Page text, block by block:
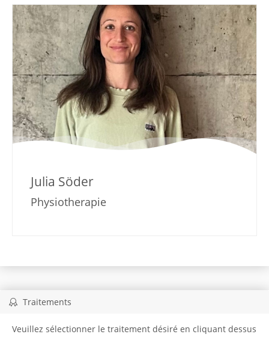
Julia Söder
Physiotherapie
Traitements
Veuillez sélectionner le traitement désiré en cliquant dessus